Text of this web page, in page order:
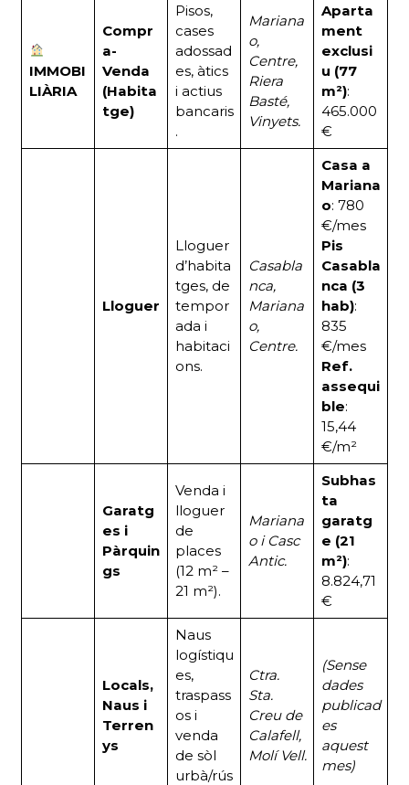
IMMOBI
LIÀRIA
Compr
a-
Venda
(Habita
tge)
Pisos,
cases
adossad
es, àtics
i actius
bancaris
.
Mariana
o,
Centre,
Riera
Basté,
Vinyets.
Aparta
ment
exclusi
u (77
m²):
465.000
€
Lloguer
Lloguer
d’habita
tges, de
tempor
ada i
habitaci
ons.
Casabla
nca,
Mariana
o,
Centre.
Casa a
Mariana
o: 780
€/mes
Pis
Casabla
nca (3
hab):
835
€/mes
Ref.
assequi
ble:
15,44
€/m²
Garatg
es i
Pàrquin
gs
Venda i
lloguer
de
places
(12 m² –
21 m²).
Mariana
o i Casc
Antic.
Subhas
ta
garatg
e (21
m²):
8.824,71
€
Locals,
Naus i
Terren
ys
Naus
logístiqu
es,
traspass
os i
venda
de sòl
urbà/rús
Ctra.
Sta.
Creu de
Calafell,
Molí Vell.
(Sense
dades
publicad
es
aquest
mes)